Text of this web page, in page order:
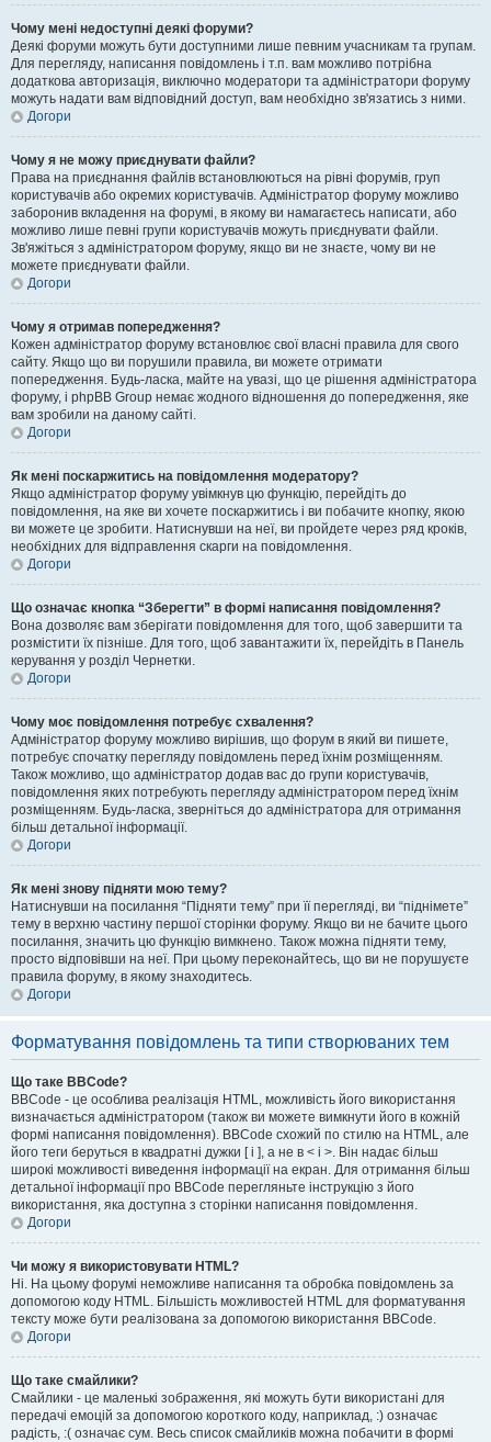
Чому мені недоступні деякі форуми?
Деякі форуми можуть бути доступними лише певним учасникам та групам.
Для перегляду, написання повідомлень і т.п. вам можливо потрібна
додаткова авторизація, виключно модератори та адміністратори форуму
можуть надати вам відповідний доступ, вам необхідно зв'язатись з ними.
Догори
Чому я не можу приєднувати файли?
Права на приєднання файлів встановлюються на рівні форумів, груп
користувачів або окремих користувачів. Адміністратор форуму можливо
заборонив вкладення на форумі, в якому ви намагаєтесь написати, або
можливо лише певні групи користувачів можуть приєднувати файли.
Зв'яжіться з адміністратором форуму, якщо ви не знаєте, чому ви не
можете приєднувати файли.
Догори
Чому я отримав попередження?
Кожен адміністратор форуму встановлює свої власні правила для свого
сайту. Якщо що ви порушили правила, ви можете отримати
попередження. Будь-ласка, майте на увазі, що це рішення адміністратора
форуму, і phpBB Group немає жодного відношення до попередження, яке
вам зробили на даному сайті.
Догори
Як мені поскаржитись на повідомлення модератору?
Якщо адміністратор форуму увімкнув цю функцію, перейдіть до
повідомлення, на яке ви хочете поскаржитись і ви побачите кнопку, якою
ви можете це зробити. Натиснувши на неї, ви пройдете через ряд кроків,
необхідних для відправлення скарги на повідомлення.
Догори
Що означає кнопка “Зберегти” в формі написання повідомлення?
Вона дозволяє вам зберігати повідомлення для того, щоб завершити та
розмістити їх пізніше. Для того, щоб завантажити їх, перейдіть в Панель
керування у розділ Чернетки.
Догори
Чому моє повідомлення потребує схвалення?
Адміністратор форуму можливо вирішив, що форум в який ви пишете,
потребує спочатку перегляду повідомлень перед їхнім розміщенням.
Також можливо, що адміністратор додав вас до групи користувачів,
повідомлення яких потребують перегляду адміністратором перед їхнім
розміщенням. Будь-ласка, зверніться до адміністратора для отримання
більш детальної інформації.
Догори
Як мені знову підняти мою тему?
Натиснувши на посилання “Підняти тему” при її перегляді, ви “піднімете”
тему в верхню частину першої сторінки форуму. Якщо ви не бачите цього
посилання, значить цю функцію вимкнено. Також можна підняти тему,
просто відповівши на неї. При цьому переконайтесь, що ви не порушуєте
правила форуму, в якому знаходитесь.
Догори
Форматування повідомлень та типи створюваних тем
Що таке BBCode?
BBCode - це особлива реалізація HTML, можливість його використання
визначається адміністратором (також ви можете вимкнути його в кожній
формі написання повідомлення). BBCode схожий по стилю на HTML, але
його теги беруться в квадратні дужки [ і ], а не в < і >. Він надає більш
широкі можливості виведення інформації на екран. Для отримання більш
детальної інформації про BBCode перегляньте інструкцію з його
використання, яка доступна з сторінки написання повідомлення.
Догори
Чи можу я використовувати HTML?
Ні. На цьому форумі неможливе написання та обробка повідомлень за
допомогою коду HTML. Більшість можливостей HTML для форматування
тексту може бути реалізована за допомогою використання BBCode.
Догори
Що таке смайлики?
Смайлики - це маленькі зображення, які можуть бути використані для
передачі емоцій за допомогою короткого коду, наприклад, :) означає
радість, :( означає сум. Весь список смайликів можна побачити в формі